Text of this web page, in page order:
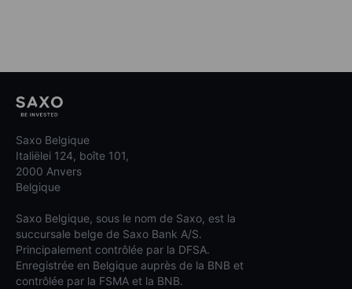
Saxo Belgique
Italiëlei 124, boîte 101,
2000 Anvers
Belgique
Saxo Belgique, sous le nom de Saxo, est la
succursale belge de Saxo Bank A/S.
Principalement contrôlée par la DFSA.
Enregistrée en Belgique auprès de la BNB et
contrôlée par la FSMA et la BNB.